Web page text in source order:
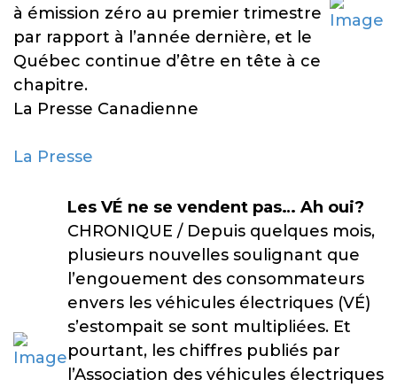
à émission zéro au premier trimestre
par rapport à l’année dernière, et le
Québec continue d’être en tête à ce
chapitre.
La Presse Canadienne
La Presse
Les VÉ ne se vendent pas… Ah oui?
CHRONIQUE / Depuis quelques mois,
plusieurs nouvelles soulignant que
l’engouement des consommateurs
envers les véhicules électriques (VÉ)
s’estompait se sont multipliées. Et
pourtant, les chiffres publiés par
l’Association des véhicules électriques